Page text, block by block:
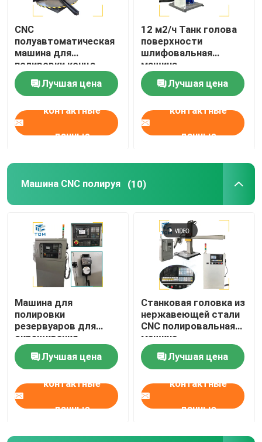
CNC
полуавтоматическая
машина для
полировки конца
посуды Танки для
храненияЛучшая цена
контактные
данные
12 м2/ч Танк голова
поверхности
шлифовальная
машина
Нержавеющая сталь
Автоматический
полировщик
Лучшая цена
контактные
данные
Машина CNC полируя (10)
Машина для
полировки
резервуаров для
скрещивания
поверхности с ЧПУ
Танки Для
металлических
сосудов Зеркальное
полирование
Лучшая цена
контактные
данные
Станковая головка из
нержавеющей стали
CNC полировальная
машина
Автоматическая
ленточная
полировальная
полировальная
машина
Лучшая цена
контактные
данные